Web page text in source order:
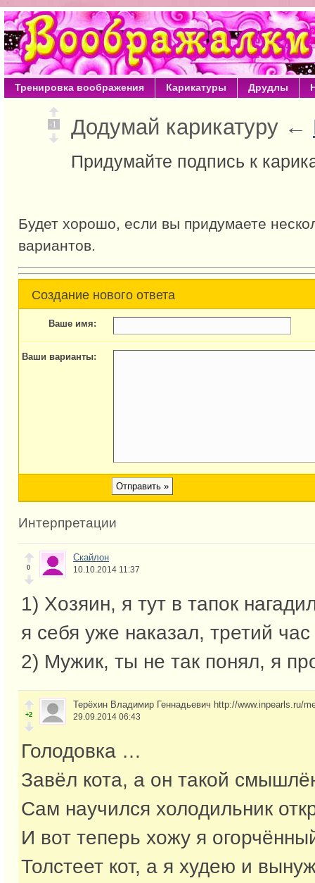
Тренировка воображения Карикатуры Друдлы
-1 Додумай карикатуру ←
Придумайте подпись к
Будет хорошо, если вы придумаете
вариантов.
Создание нового ответа
Ваше имя:
Ваши варианты:
Интерпретации
0
Скайлон
10.10.2014 11:37
1) Хозяин, я тут в тапок
я себя уже наказал, третий час
2) Мужик, ты не так понял, я
+2
Терёхин Владимир Геннадьевич http://www.inpearls.ru/
29.09.2014 06:43
Голодовка …
Завёл кота, а он такой
Сам научился холодильник
И вот теперь хожу я
Толстеет кот, а я худею и